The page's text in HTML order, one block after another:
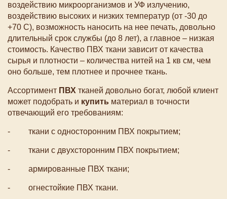
воздействию микроорганизмов и УФ излучению,
воздействию высоких и низких температур (от -30 до
+70 С), возможность наносить на нее печать, довольно
длительный срок службы (до 8 лет), а главное – низкая
стоимость. Качество ПВХ ткани зависит от качества
сырья и плотности – количества нитей на 1 кв см, чем
оно больше, тем плотнее и прочнее ткань.
Ассортимент ПВХ тканей довольно богат, любой клиент
может подобрать и купить материал в точности
отвечающий его требованиям:
- ткани с односторонним ПВХ покрытием;
- ткани с двухсторонним ПВХ покрытием;
- армированные ПВХ ткани;
- огнестойкие ПВХ ткани.